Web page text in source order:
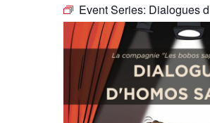
Event Series: Dialogues